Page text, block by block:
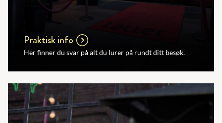
Praktisk info
Her finner du svar på alt du lurer på rundt ditt besøk.